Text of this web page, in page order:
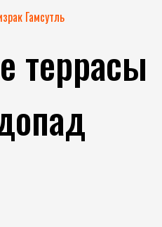
Гамсутль
террасы